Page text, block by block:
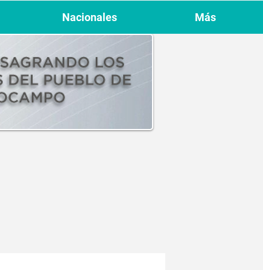
Nacionales Más